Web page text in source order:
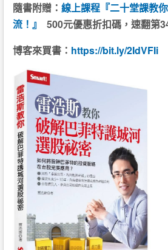
隨書附贈： 線上課程『二十堂課教
流！』
500元優惠折扣碼，速翻第
博客來買書： https://bit.ly/2IdVFIi